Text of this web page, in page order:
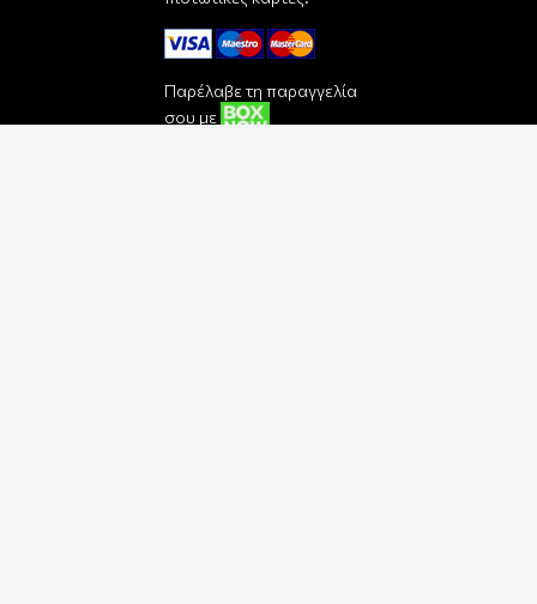
Παρέλαβε τη παραγγελία
σου με